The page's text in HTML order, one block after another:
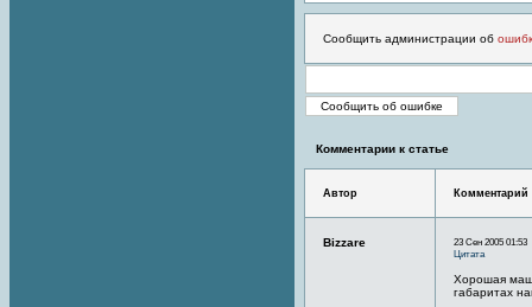
Сообщить администрации об
Комментарии к статье
Автор Комментарий
Bizzare
23 Сен 2005 01:53
Цитата
Хорошая
габаритах